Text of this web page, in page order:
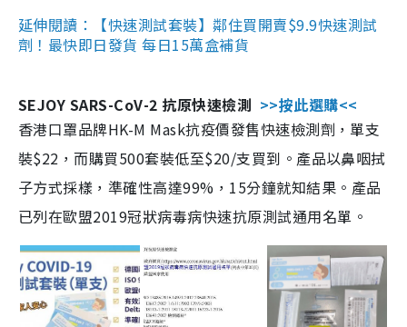
延伸閱讀：【快速測試套裝】鄰住買開賣$9.9快速測試
劑！最快即日發貨 每日15萬盒補貨
SEJOY SARS-CoV-2 抗原快速檢測 >>按此選購<<
香港口罩品牌HK-M Mask抗疫價發售快速檢測劑，單支
裝$22，而購買500套裝低至$20/支買到。產品以鼻咽拭
子方式採樣，準確性高達99%，15分鐘就知結果。產品
已列在歐盟2019冠狀病毒病快速抗原測試通用名單。